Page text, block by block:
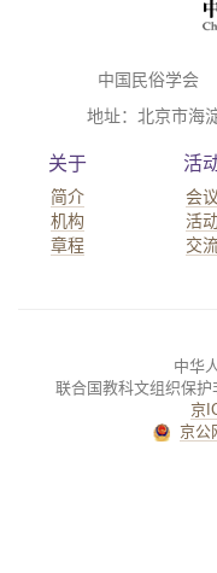
中国民俗学会
地址：北京市海
关于
简介
机构
章程
活
会议
活
交
中华
联合国教科文组织保
京
京公